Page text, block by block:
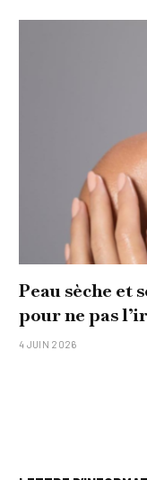
Peau sèche et
pour ne pas
4 JUIN 2026